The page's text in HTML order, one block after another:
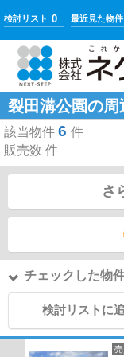
検討リスト 0 最近見た物件
裂田溝公園の周
該当物件 6 件
販売数 件
さ
チェックした物
検討リストに